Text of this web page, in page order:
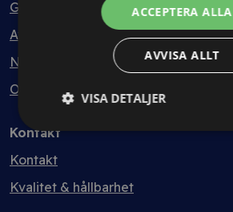
Guider
Avtalsmallar
Nyheter
Ordlista
Kontakt
Kontakt
Kvalitet & hållbarhet
ACCEPTERA ALLA
AVVISA ALLT
VISA DETALJER